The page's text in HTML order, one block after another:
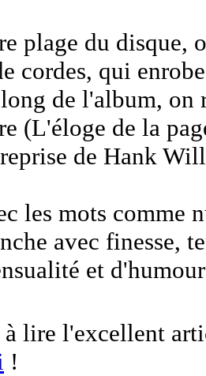
plage du disque,
cordes, qui
de l'album, on
(L'éloge de la
de Hank
les mots comme
avec finesse,
et
lire l'excellent
!